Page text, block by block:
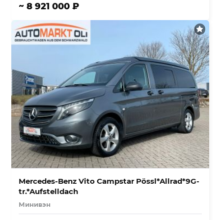
~ 8 921 000 ₽
Mercedes-Benz Vito Campstar Pössl*Allrad*9G-
tr.*Aufstelldach
Минивэн